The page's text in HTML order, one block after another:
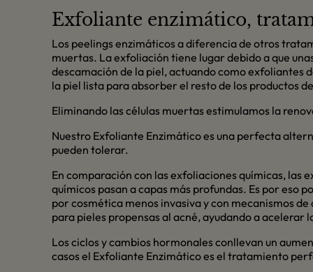
Exfoliante enzimático,
Los peelings enzimáticos a diferencia de otros
muertas. La exfoliación tiene lugar debido a que
descamación de la piel, actuando como exfoliantes
la piel lista para absorber el resto de los productos
Eliminando las células muertas estimulamos la
Nuestro Exfoliante Enzimático es una perfecta
pueden tolerar.
En comparación con las exfoliaciones químicas, las
químicos pasan a capas más profundas. Es por eso
por cosmética menos invasiva y con mecanismos
para pieles propensas al acné, ayudando a acelerar
Los ciclos y cambios hormonales conllevan un
casos el Exfoliante Enzimático es el tratamiento